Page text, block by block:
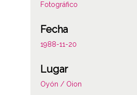
Fotográfico
Fecha
1988-11-20
Lugar
Oyón / Oion